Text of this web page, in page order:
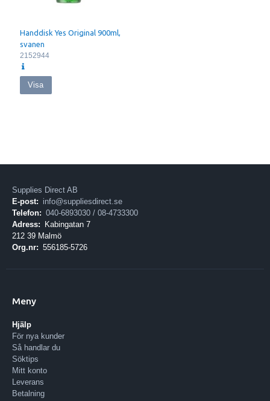
Handdisk Yes Original 900ml,
svanen
2152944
Visa
Supplies Direct AB
E-post: info@suppliesdirect.se
Telefon: 040-6893030 / 08-4733300
Adress: Kabingatan 7
212 39 Malmö
Org.nr: 556185-5726
Meny
Hjälp
För nya kunder
Så handlar du
Söktips
Mitt konto
Leverans
Betalning